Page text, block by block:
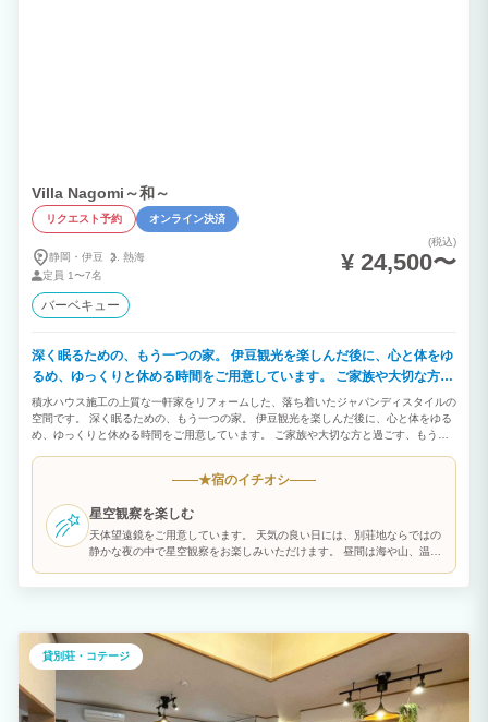
Villa Nagomi～和～
リクエスト予約 オンライン決済
静岡・伊豆
熱海
定員 1〜7名
(税込)
¥ 24,500〜
バーベキュー
深く眠るための、もう一つの家。 伊豆観光を楽しんだ後に、心と体をゆ
るめ、ゆっくりと休める時間をご用意しています。 ご家族や大切な方と
過ごす、もう一つの家としてお迎えできましたら嬉しいです。
積水ハウス施工の上質な一軒家をリフォームした、落ち着いたジャパンディスタイルの
空間です。 深く眠るための、もう一つの家。 伊豆観光を楽しんだ後に、心と体をゆる
め、ゆっくりと休める時間をご用意しています。 ご家族や大切な方と過ごす、もう一
める環境 ・1日1組限定、完全プライベート空間 ・シモンズ上位モデルのベッドで、深
ガス式で手軽に楽しめるバルコニーBBQ ⸻ 【こんな方におすすめ】 ・ご自身の別
荘のように、気兼ねなくゆったり過ごしたい方 ・観光と休息、どちらも大切にしたい
方 ・カップルやご夫婦で、誰にも邪魔されずに落ち着いた時間を過ごしたい方 ・ご友
人同士や2組カップルなどで、フロアを分けて滞在したい方 ・ご家族や三世代で、一棟
★宿のイチオシ
星空観察を楽しむ
天体望遠鏡をご用意しています。 天気の良い日には、別荘地ならではの
静かな夜の中で星空観察をお楽しみいただけます。 昼間は海や山、温泉
貸別荘・コテージ